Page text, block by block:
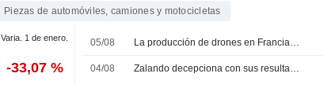
Piezas de automóviles, camiones y motocicletas
Varia. 1 de enero.
-33,07 %
05/08 La producción de drones en Francia pasa de la ambición política a la cadena de montaje
04/08 Zalando decepciona con sus resultados y Asmodee juega bien sus cartas